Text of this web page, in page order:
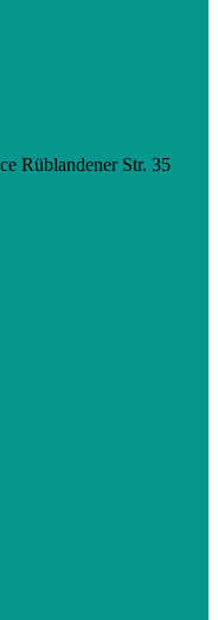
Rüblandener Str. 35